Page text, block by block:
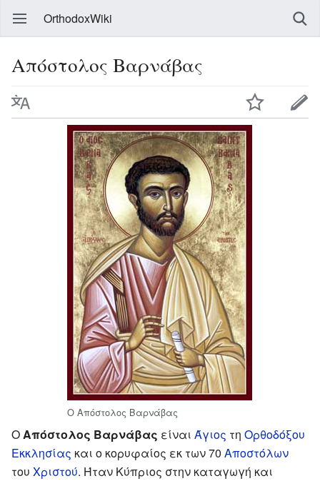
OrthodoxWiki
Απόστολος Βαρνάβας
Ο Απόστολος Βαρνάβας
ΟΑπόστολος Βαρνάβας είναι Άγιος τη Ορθοδόξου
Εκκλησίας και ο κορυφαίος εκ των 70 Αποστόλων
του Χριστού. Ήταν Κύπριος στην καταγωγή και